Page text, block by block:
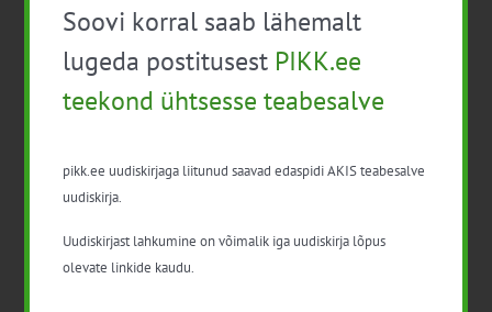
Pikk.ee uudiskirjaga liitumine.
Isikuandmeid töötleme vastavalt
Isikuandmete
Soovi korral saab lähemalt
lugeda postitusest PIKK.ee
teekond ühtsesse teabesalve
pikk.ee uudiskirjaga liitunud saavad edaspidi AKIS teabesalve
uudiskirja.
Uudiskirjast lahkumine on võimalik iga uudiskirja lõpus
olevate linkide kaudu.